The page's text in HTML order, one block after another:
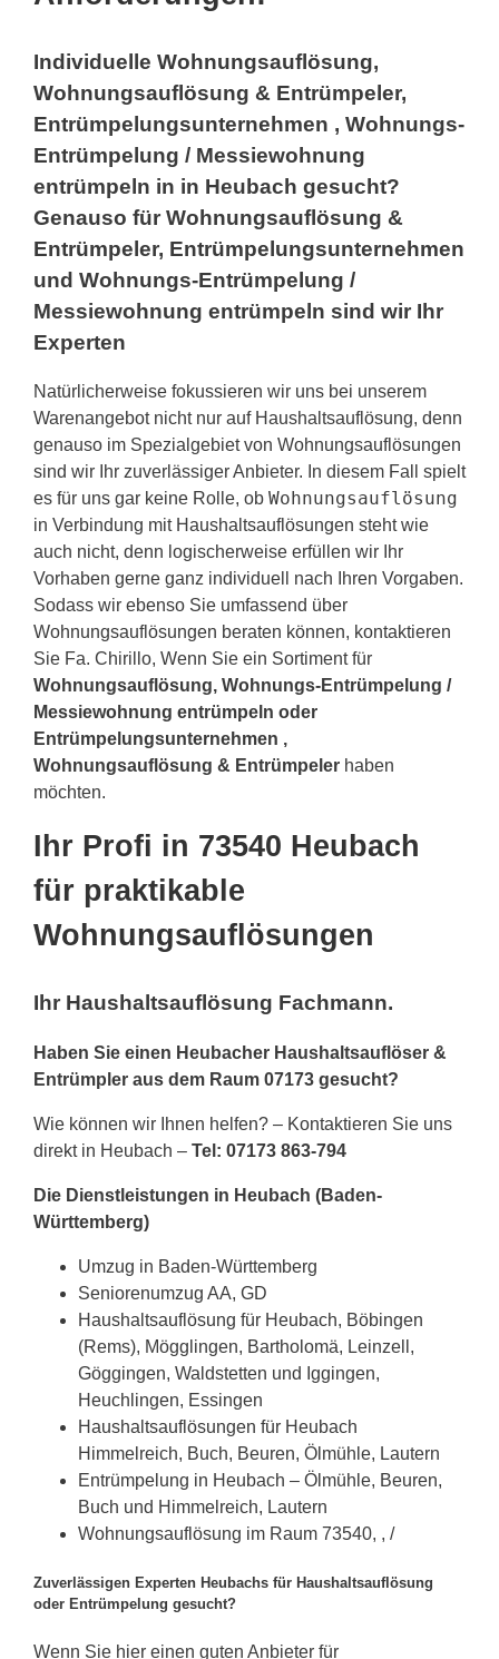
Individuelle Wohnungsauflösung,
Wohnungsauflösung & Entrümpeler,
Entrümpelungsunternehmen , Wohnungs-
Entrümpelung / Messiewohnung
entrümpeln in in Heubach gesucht?
Genauso für Wohnungsauflösung &
Entrümpeler, Entrümpelungsunternehmen
und Wohnungs-Entrümpelung /
Messiewohnung entrümpeln sind wir Ihr
Experten
Natürlicherweise fokussieren wir uns bei unserem
Warenangebot nicht nur auf Haushaltsauflösung, denn
genauso im Spezialgebiet von Wohnungsauflösungen
sind wir Ihr zuverlässiger Anbieter. In diesem Fall spielt
es für uns gar keine Rolle, ob Wohnungsauflösung
in Verbindung mit Haushaltsauflösungen steht wie
auch nicht, denn logischerweise erfüllen wir Ihr
Vorhaben gerne ganz individuell nach Ihren Vorgaben.
Sodass wir ebenso Sie umfassend über
Wohnungsauflösungen beraten können, kontaktieren
Sie Fa. Chirillo, Wenn Sie ein Sortiment für
Wohnungsauflösung, Wohnungs-Entrümpelung /
Messiewohnung entrümpeln oder
Entrümpelungsunternehmen ,
Wohnungsauflösung & Entrümpeler haben
möchten.
Ihr Profi in 73540 Heubach
für praktikable
Wohnungsauflösungen
Ihr Haushaltsauflösung Fachmann.
Haben Sie einen Heubacher Haushaltsauflöser &
Entrümpler aus dem Raum 07173 gesucht?
Wie können wir Ihnen helfen? – Kontaktieren Sie uns
direkt in Heubach – Tel: 07173 863-794
Die Dienstleistungen in Heubach (Baden-
Württemberg)
Umzug in Baden-Württemberg
Seniorenumzug AA, GD
Haushaltsauflösung für Heubach, Böbingen
(Rems), Mögglingen, Bartholomä, Leinzell,
Göggingen, Waldstetten und Iggingen,
Heuchlingen, Essingen
Haushaltsauflösungen für Heubach
Himmelreich, Buch, Beuren, Ölmühle, Lautern
Entrümpelung in Heubach – Ölmühle, Beuren,
Buch und Himmelreich, Lautern
Wohnungsauflösung im Raum 73540, , /
Zuverlässigen Experten Heubachs für Haushaltsauflösung
oder Entrümpelung gesucht?
Wenn Sie hier einen guten Anbieter für